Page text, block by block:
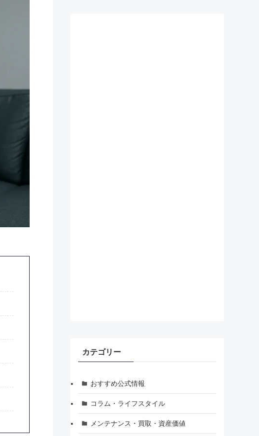
カテゴリー
おすすめ公式情報
コラム・ライフスタイル
メンテナンス・買取・資産価値